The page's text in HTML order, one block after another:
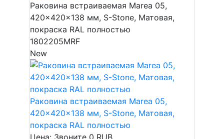
Раковина встраиваемая Marea 05,
420x420x138 мм, S-Stone, Матовая,
покраска RAL полностью
1802205MRF
New
Раковина встраиваемая Marea 05,
420x420x138 мм, S-Stone, Матовая,
покраска RAL полностью
Цена: Звоните 0 RUB